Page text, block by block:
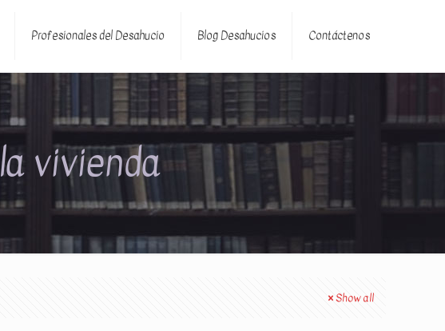
Profesionales del Desahucio Blog Desahucios Contáctenos
vivienda
Show all